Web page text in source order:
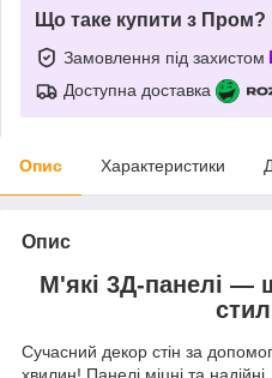
Що таке купити з Пром?
Замовлення під захистом
Доступна доставка
Опис Характеристики
Опис
М'які 3Д-панелі —
Сучасний декор стін за